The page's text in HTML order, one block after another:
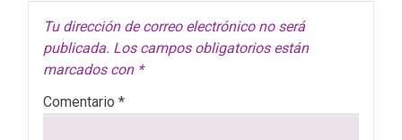
Tu dirección de correo electrónico no será
publicada. Los campos obligatorios están
marcados con *
Comentario *